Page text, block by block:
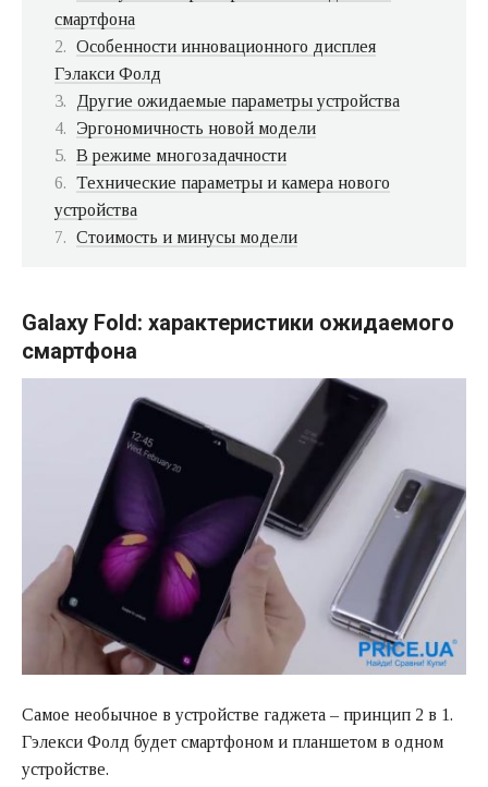
смартфона
Особенности инновационного дисплея
Гэлакси Фолд
Другие ожидаемые параметры устройства
Эргономичность новой модели
В режиме многозадачности
Технические параметры и камера нового
устройства
Стоимость и минусы модели
Galaxy Fold: характеристики ожидаемого
смартфона
Самое необычное в устройстве гаджета – принцип 2 в 1.
Гэлекси Фолд будет смартфоном и планшетом в одном
устройстве.